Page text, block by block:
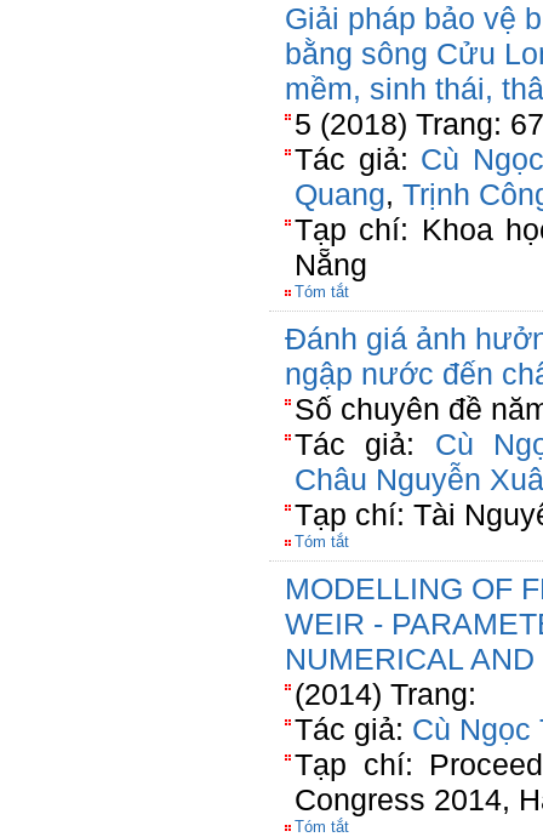
Giải pháp bảo vệ
bằng sông Cửu
mềm, sinh thái,
5 (2018) Trang:
Tác giả: Cù
Quang, Trịnh
Tạp chí: Khoa
Nẵng
Tóm tắt
Đánh giá ảnh
ngập nước đến
Số chuyên đề
Tác giả: Cù
Châu Nguyễn
Tạp chí: Tài
Tóm tắt
MODELLING OF
WEIR -
NUMERICAL
(2014) Trang:
Tác giả: Cù Ngọc
Tạp chí:
Congress 2014,
Tóm tắt